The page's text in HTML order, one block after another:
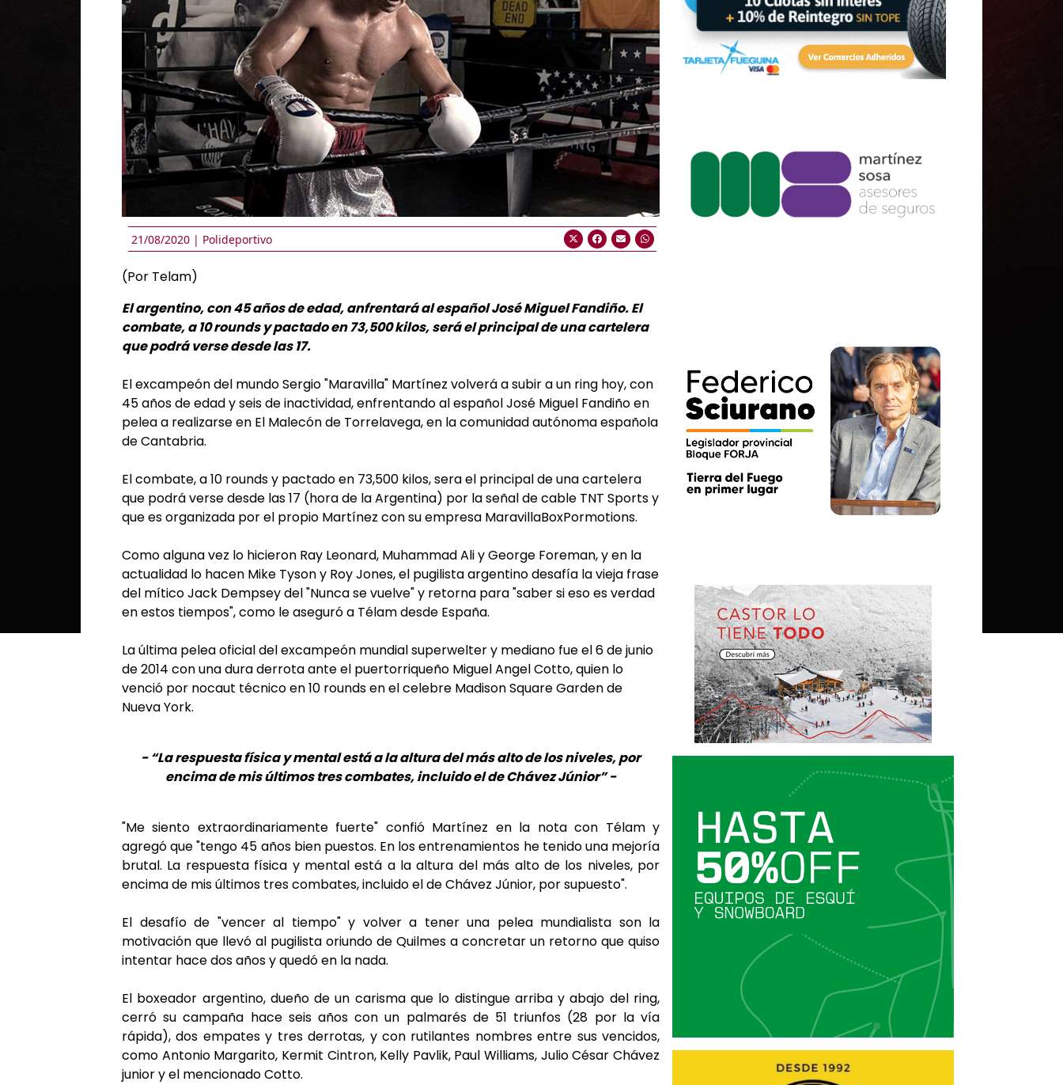
21/08/2020 | Polideportivo
(Por Telam)
El argentino, con 45 años de edad, anfrentará al español José Miguel Fandiño. El
combate, a 10 rounds y pactado en 73,500 kilos, será el principal de una cartelera
que podrá verse desde las 17.
El excampeón del mundo Sergio "Maravilla" Martínez volverá a subir a un ring hoy, con
45 años de edad y seis de inactividad, enfrentando al español José Miguel Fandiño en
pelea a realizarse en El Malecón de Torrelavega, en la comunidad autónoma española
de Cantabria.
El combate, a 10 rounds y pactado en 73,500 kilos, sera el principal de una cartelera
que podrá verse desde las 17 (hora de la Argentina) por la señal de cable TNT Sports y
que es organizada por el propio Martínez con su empresa MaravillaBoxPormotions.
Como alguna vez lo hicieron Ray Leonard, Muhammad Ali y George Foreman, y en la
actualidad lo hacen Mike Tyson y Roy Jones, el pugilista argentino desafía la vieja frase
del mítico Jack Dempsey del "Nunca se vuelve" y retorna para "saber si eso es verdad
en estos tiempos", como le aseguró a Télam desde España.
La última pelea oficial del excampeón mundial superwelter y mediano fue el 6 de junio
de 2014 con una dura derrota ante el puertorriqueño Miguel Angel Cotto, quien lo
venció por nocaut técnico en 10 rounds en el celebre Madison Square Garden de
Nueva York.
- “La respuesta física y mental está a la altura del más alto de los niveles, por
encima de mis últimos tres combates, incluido el de Chávez Júnior” -
"Me siento extraordinariamente fuerte" confió Martínez en la nota con Télam y
agregó que "tengo 45 años bien puestos. En los entrenamientos he tenido una mejoría
brutal. La respuesta física y mental está a la altura del más alto de los niveles, por
encima de mis últimos tres combates, incluido el de Chávez Júnior, por supuesto".
El desafío de "vencer al tiempo" y volver a tener una pelea mundialista son la
motivación que llevó al pugilista oriundo de Quilmes a concretar un retorno que quiso
intentar hace dos años y quedó en la nada.
El boxeador argentino, dueño de un carisma que lo distingue arriba y abajo del ring,
cerró su campaña hace seis años con un palmarés de 51 triunfos (28 por la vía
rápida), dos empates y tres derrotas, y con rutilantes nombres entre sus vencidos,
como Antonio Margarito, Kermit Cintron, Kelly Pavlik, Paul Williams, Julio César Chávez
junior y el mencionado Cotto.